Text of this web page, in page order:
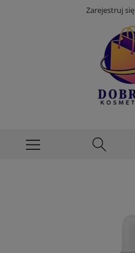
Zarejestruj się